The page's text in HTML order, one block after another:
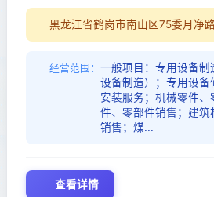
黑龙江省鹤岗市南山区75委月净
经营范围： 一般项目：专用设备制
设备制造）；专用设备
安装服务；机械零件
件、零部件销售；建筑
销售；煤...
查看详情